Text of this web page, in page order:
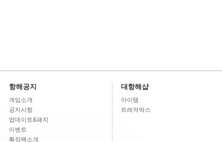
항해공지
게임소개
공지사항
업데이트&패치
이벤트
확장팩소개
대항해샵
아이템
트레져박스